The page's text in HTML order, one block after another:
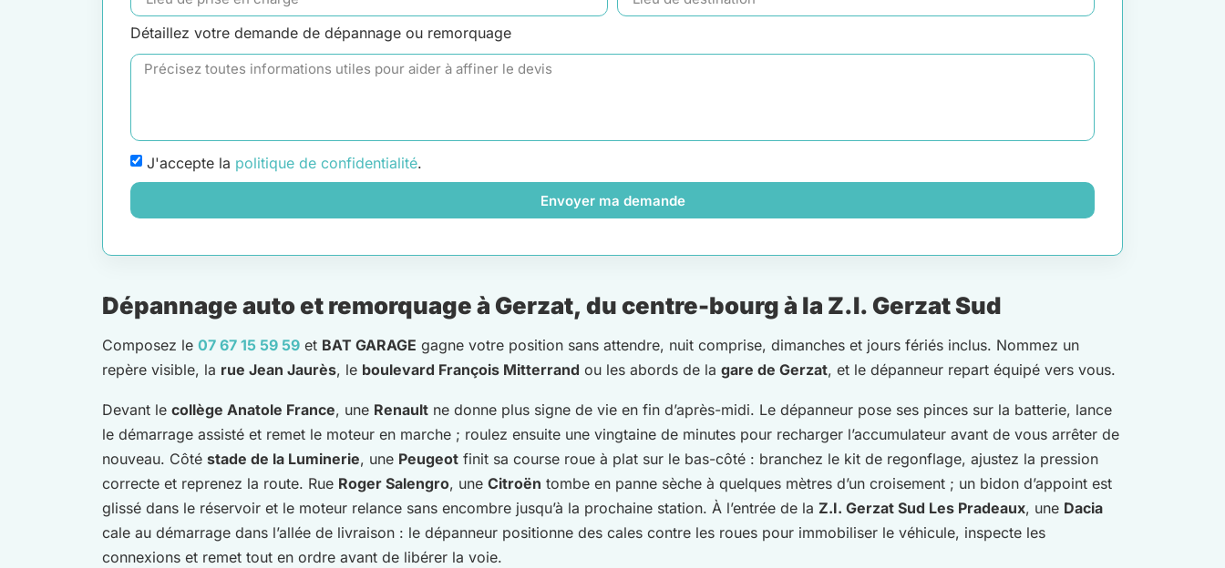
Détaillez votre demande de dépannage ou remorquage
J'accepte la politique de confidentialité.
Envoyer ma demande
Dépannage auto et remorquage à Gerzat, du centre-bourg à la Z.I. Gerzat Sud
Composez le 07 67 15 59 59 et BAT GARAGE gagne votre position sans attendre, nuit comprise, dimanches et jours fériés inclus. Nommez un
repère visible, la rue Jean Jaurès, le boulevard François Mitterrand ou les abords de la gare de Gerzat, et le dépanneur repart équipé vers vous.
Devant le collège Anatole France, une Renault ne donne plus signe de vie en fin d’après-midi. Le dépanneur pose ses pinces sur la batterie, lance
le démarrage assisté et remet le moteur en marche ; roulez ensuite une vingtaine de minutes pour recharger l’accumulateur avant de vous arrêter de
nouveau. Côté stade de la Luminerie, une Peugeot finit sa course roue à plat sur le bas-côté : branchez le kit de regonflage, ajustez la pression
correcte et reprenez la route. Rue Roger Salengro, une Citroën tombe en panne sèche à quelques mètres d’un croisement ; un bidon d’appoint est
glissé dans le réservoir et le moteur relance sans encombre jusqu’à la prochaine station. À l’entrée de la Z.I. Gerzat Sud Les Pradeaux, une Dacia
cale au démarrage dans l’allée de livraison : le dépanneur positionne des cales contre les roues pour immobiliser le véhicule, inspecte les
connexions et remet tout en ordre avant de libérer la voie.